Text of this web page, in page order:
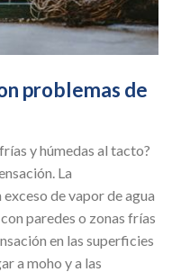
problemas de
y húmedas al tacto?
La
de vapor de agua
paredes o zonas frías
en las superficies
a moho y a las